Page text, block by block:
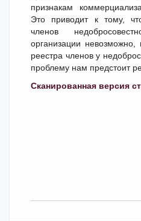
признакам
Это приводит к тому,
членов
организации невозможно,
реестра членов у
проблему нам предстоит
Сканированная версия